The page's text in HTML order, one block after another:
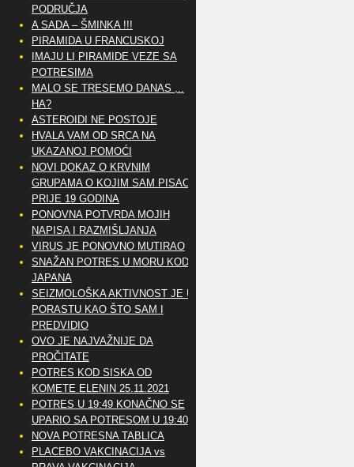
PODRUČJA
A SADA – ŠMINKA !!!
PIRAMIDA U FRANCUSKOJ
IMAJU LI PIRAMIDE VEZE SA
POTRESIMA
MALO SE TRESEMO DANAS ,..
HA?
ASTEROIDI NE POSTOJE
HVALA VAM OD SRCA NA
UKAZANOJ POMOĆI
NOVI DOKAZ O KRVNIM
GRUPAMA O KOJIM SAM PISAO
PRIJE 19 GODINA
PONOVNA POTVRDA MOJIH
NAPISA I RAZMIŠLJANJA
VIRUS JE PONOVNO MUTIRAO
SNAŽAN POTRES U MORU KOD
JAPANA
SEIZMOLOŠKA AKTIVNOST JE U
PORASTU KAO ŠTO SAM I
PREDVIDIO
OVO JE NAJVAŽNIJE DA
PROČITATE
POTRES KOD SISKA OD
KOMETE ELENIN 25.11.2021
POTRES U 19:49 KONAČNO SE
UPARIO SA POTRESOM U 19:40
NOVA POTRESNA TABLICA
PLACEBO VAKCINACIJA vs